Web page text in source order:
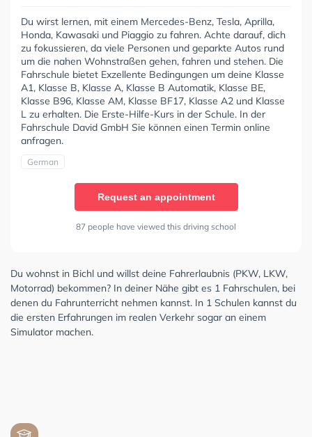
Du wirst lernen, mit einem Mercedes-Benz, Tesla, Aprilla,
Honda, Kawasaki und Piaggio zu fahren. Achte darauf, dich
zu fokussieren, da viele Personen und geparkte Autos rund
um die nahen Wohnstraßen gehen, fahren und stehen. Die
Fahrschule bietet Exzellente Bedingungen um deine Klasse
A1, Klasse B, Klasse A, Klasse B Automatik, Klasse BE,
Klasse B96, Klasse AM, Klasse BF17, Klasse A2 und Klasse
L zu erhalten. Die Erste-Hilfe-Kurs in der Schule. In der
Fahrschule David GmbH Sie können einen Termin online
anfragen.
German
Request an appointment
87 people have viewed this driving school
Du wohnst in Bichl und willst deine Fahrerlaubnis (PKW, LKW,
Motorrad) bekommen? In deiner Nähe gibt es 1 Fahrschulen, bei
denen du Fahrunterricht nehmen kannst. In 1 Schulen kannst du
die ersten Erfahrungen im realen Verkehr sogar an einem
Simulator machen.